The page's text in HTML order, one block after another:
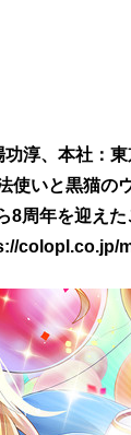
淳、本社：
使いと黒猫の
周年を迎えた